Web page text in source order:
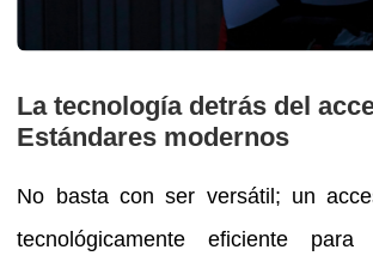
La tecnología detrás del
Estándares modernos
No basta con ser versátil; un
tecnológicamente eficiente